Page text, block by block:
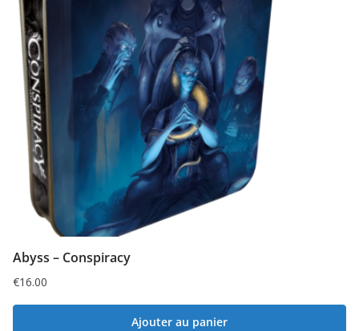
Abyss – Conspiracy
€16.00
Ajouter au panier